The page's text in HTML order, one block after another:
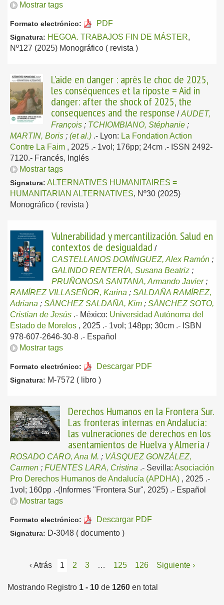
Mostrar tags
Formato electrónico: PDF
Signatura: HEGOA. TRABAJOS FIN DE MÁSTER,
Nº127 (2025) Monográfico ( revista )
L’aide en danger : après le choc de 2025,
les conséquences et la riposte = Aid in
danger: after the shock of 2025, the
consequences and the response /AUDET,
François ; TCHIOMBIANO, Stéphanie ;
MARTIN, Boris ; (et al.) .- Lyon: La Fondation Action
Contre La Faim , 2025 .- 1vol; 176pp; 24cm .- ISSN 2492-
7120.- Francés, Inglés
Mostrar tags
Signatura: ALTERNATIVES HUMANITAIRES =
HUMANITARIAN ALTERNATIVES, Nº30 (2025)
Monográfico ( revista )
Vulnerabilidad y mercantilización. Salud en
contextos de desigualdad /
CASTELLANOS DOMÍNGUEZ, Alex Ramón ;
GALINDO RENTERÍA, Susana Beatriz ;
PRUÑONOSA SANTANA, Armando Javier;
RAMÍREZ VILLASEÑOR, Karina ; SALDAÑA RAMÍREZ,
Adriana ; SÁNCHEZ SALDAÑA, Kim ; SÁNCHEZ SOTO,
Cristian de Jesús .- México: Universidad Autónoma del
Estado de Morelos , 2025 .- 1vol; 148pp; 30cm .- ISBN
978-607-2646-30-8 .- Español
Mostrar tags
Formato electrónico: Descargar PDF
Signatura: M-7572 ( libro )
Derechos Humanos en la Frontera Sur.
Las fronteras internas en Andalucía:
las vulneraciones de derechos en los
asentamientos de Huelva y Almería /
ROSADO CARO, Ana M. ; VÁSQUEZ GONZÁLEZ,
Carmen ; FUENTES LARA, Cristina .- Sevilla: Asociación
Pro Derechos Humanos de Andalucía (APDHA) , 2025 .-
1vol; 160pp .-(Informes "Frontera Sur", 2025) .- Español
Mostrar tags
Formato electrónico: Descargar PDF
Signatura: D-3048 ( documento )
‹ Atrás 1 2 3 … 125 126 Siguiente ›
Mostrando Registro 1 - 10 de 1260 en total